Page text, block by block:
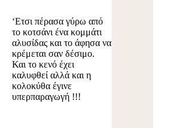
‘Ετσι πέρασα γύρω από
το κοτσάνι ένα κομμάτι
αλυσίδας και το άφησα να
κρέμεται σαν δέσιμο.
Και το κενό έχει
καλυφθεί αλλά και η
κολοκύθα έγινε
υπερπαραγωγή !!!